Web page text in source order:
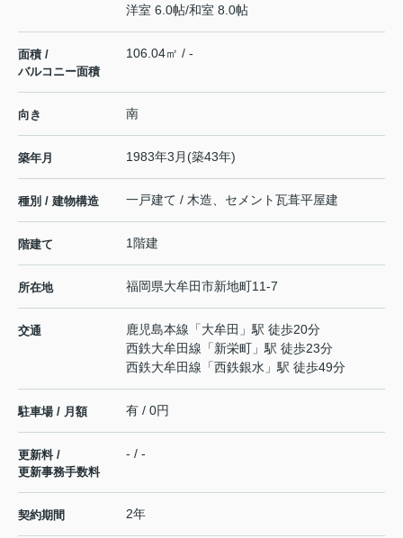
洋室 6.0帖/和室 8.0帖
面積 /
バルコニー面積
106.04㎡ / -
向き 南
築年月 1983年3月(築43年)
種別 / 建物構造 一戸建て / 木造、セメント瓦葺平屋建
階建て 1階建
所在地 福岡県大牟田市新地町11-7
交通 鹿児島本線 「大牟田 」駅 徒歩20分
西鉄大牟田線 「新栄町 」駅 徒歩23分
西鉄大牟田線 「西鉄銀水 」駅 徒歩49分
駐車場 / 月額 有 / 0円
更新料 /
更新事務手数料
- / -
契約期間 2年